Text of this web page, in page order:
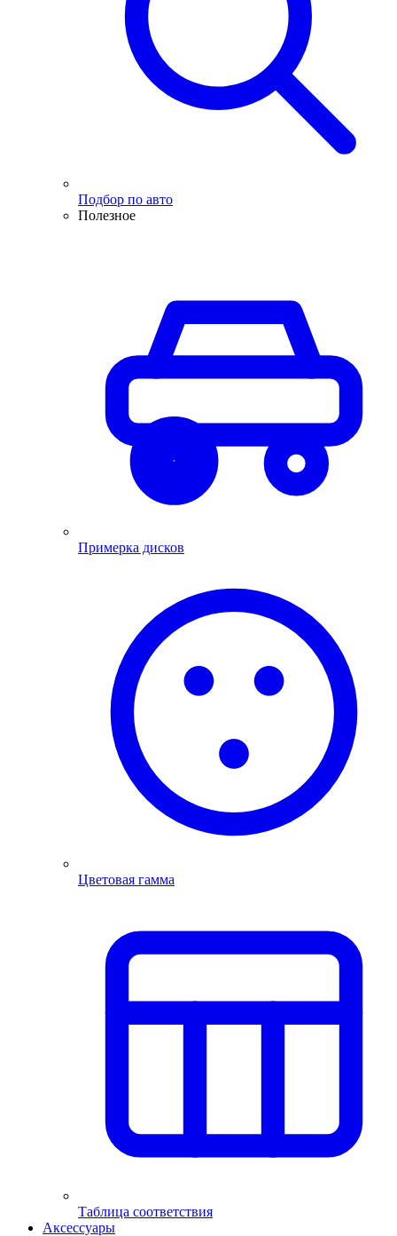
Подбор по авто
Полезное
Примерка дисков
Цветовая гамма
Таблица соответствия
Аксессуары